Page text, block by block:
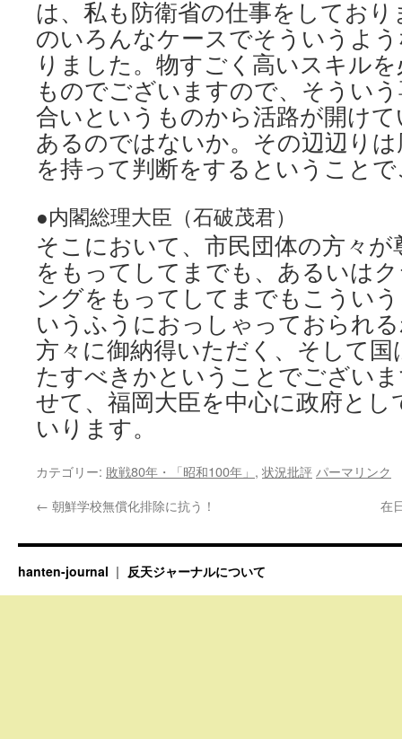
は、私も防衛省の仕事をしてお
のいろんなケースでそういうよ
りました。物すごく高いスキル
ものでございますので、そうい
合いというものから活路が開け
あるのではないか。その辺辺り
を持って判断をするということ
●内閣総理大臣（石破茂君）
そこにおいて、市民団体の方々
をもってしてまでも、あるいは
ングをもってしてまでもこうい
いうふうにおっしゃっておられ
方々に御納得いただく、そして
たすべきかということでござい
せて、福岡大臣を中心に政府と
いります。
カテゴリー: 敗戦80年・「昭和100年」 , 状況批評 パーマリンク
← 朝鮮学校無償化排除に抗う！ 在
hanten-journal 反天ジャーナルについて